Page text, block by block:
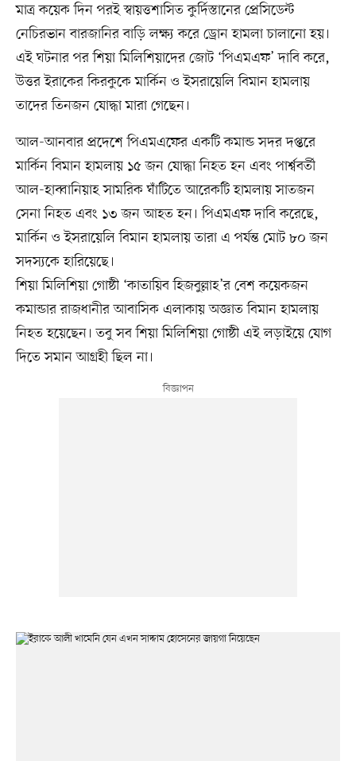
মাত্র কয়েক দিন পরই স্বায়ত্তশাসিত কুর্দিস্তানের প্রেসিডেন্ট
নেচিরভান বারজানির বাড়ি লক্ষ্য করে ড্রোন হামলা চালানো হয়।
এই ঘটনার পর শিয়া মিলিশিয়াদের জোট ‘পিএমএফ’ দাবি করে,
উত্তর ইরাকের কিরকুকে মার্কিন ও ইসরায়েলি বিমান হামলায়
তাদের তিনজন যোদ্ধা মারা গেছেন।
আল-আনবার প্রদেশে পিএমএফের একটি কমান্ড সদর দপ্তরে
মার্কিন বিমান হামলায় ১৫ জন যোদ্ধা নিহত হন এবং পার্শ্ববর্তী
আল-হাব্বানিয়াহ সামরিক ঘাঁটিতে আরেকটি হামলায় সাতজন
সেনা নিহত এবং ১৩ জন আহত হন। পিএমএফ দাবি করেছে,
মার্কিন ও ইসরায়েলি বিমান হামলায় তারা এ পর্যন্ত মোট ৮০ জন
সদস্যকে হারিয়েছে।
শিয়া মিলিশিয়া গোষ্ঠী ‘কাতায়িব হিজবুল্লাহ’র বেশ কয়েকজন
কমান্ডার রাজধানীর আবাসিক এলাকায় অজ্ঞাত বিমান হামলায়
নিহত হয়েছেন। তবু সব শিয়া মিলিশিয়া গোষ্ঠী এই লড়াইয়ে যোগ
দিতে সমান আগ্রহী ছিল না।